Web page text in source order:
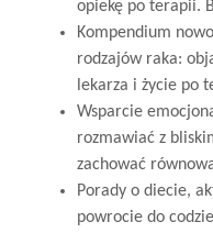
opiekę po terapii.
Kompendium
rodzajów raka:
lekarza i życie po
Wsparcie
rozmawiać z
zachować
Porady o diecie,
powrocie do